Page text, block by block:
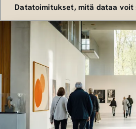
Datatoimitukset, mitä dataa voit